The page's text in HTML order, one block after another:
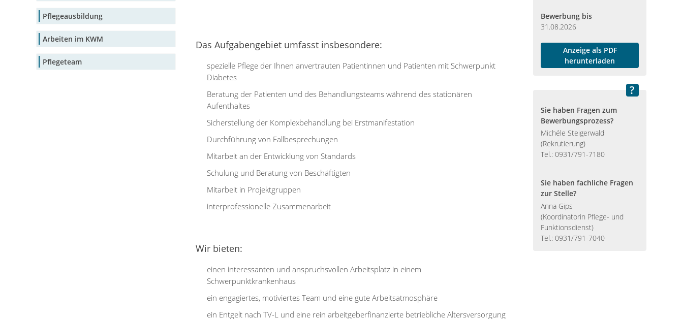
Pflegeausbildung
Arbeiten im KWM
Pflegeteam
Das Aufgabengebiet umfasst insbesondere:
spezielle Pflege der Ihnen anvertrauten Patientinnen und Patienten mit Schwerpunkt
Diabetes
Beratung der Patienten und des Behandlungsteams während des stationären
Aufenthaltes
Sicherstellung der Komplexbehandlung bei Erstmanifestation
Durchführung von Fallbesprechungen
Mitarbeit an der Entwicklung von Standards
Schulung und Beratung von Beschäftigten
Mitarbeit in Projektgruppen
interprofessionelle Zusammenarbeit
Wir bieten:
einen interessanten und anspruchsvollen Arbeitsplatz in einem
Schwerpunktkrankenhaus
ein engagiertes, motiviertes Team und eine gute Arbeitsatmosphäre
ein Entgelt nach TV-L und eine rein arbeitgeberfinanzierte betriebliche Altersversorgung
Bewerbung bis
31.08.2026
Anzeige als PDF
herunterladen
Sie haben Fragen zum
Bewerbungsprozess?
Michéle Steigerwald
(Rekrutierung)
Tel.: 0931/791-7180
Sie haben fachliche Fragen
zur Stelle?
Anna Gips
(Koordinatorin Pflege- und
Funktionsdienst)
Tel.: 0931/791-7040